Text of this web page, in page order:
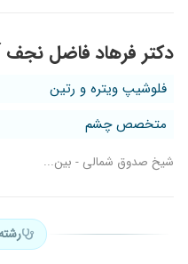
دکتر فرهاد فاضل نجف
فلوشیپ ویتره و رتین
متخصص چشم
شیخ صدوق شمالی - بین...